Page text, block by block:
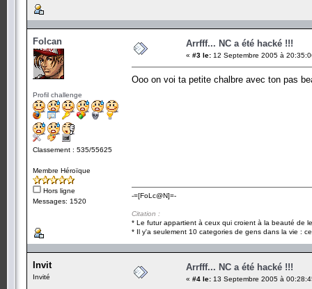
Folcan
Profil challenge
Classement : 535/55625
Membre Héroïque
Hors ligne
Messages: 1520
Arrfff... NC a été hacké !!!
« #3 le: 12 Septembre 2005 à
Ooo on voi ta petite chalbre avec ton pas
-=[FoLc@N]=-
Citation :
* Le futur appartient à ceux qui croient à la beauté de
* Il y'a seulement 10 categories de gens dans la vie :
Invit
Invité
Arrfff... NC a été hacké !!!
« #4 le: 13 Septembre 2005 à